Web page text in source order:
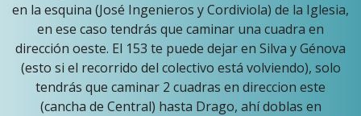
en la esquina (José Ingenieros y Cordiviola) de la Iglesia,
en ese caso tendrás que caminar una cuadra en
dirección oeste. El 153 te puede dejar en Silva y Génova
(esto si el recorrido del colectivo está volviendo), solo
tendrás que caminar 2 cuadras en direccion este
(cancha de Central) hasta Drago, ahí doblas en